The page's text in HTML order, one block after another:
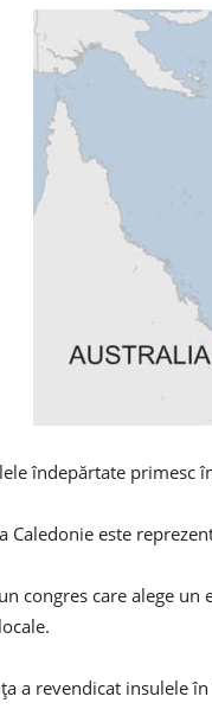
îndepărtate primesc
Caledonie este
congres care alege
a revendicat insulele